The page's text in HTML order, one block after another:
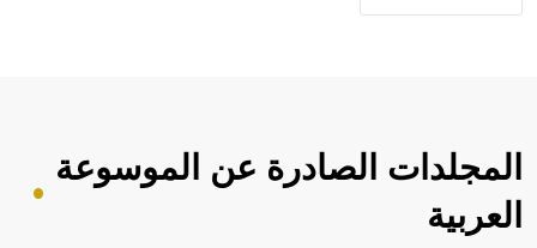
المجلدات الصادرة عن الموسوعة
العربية